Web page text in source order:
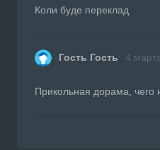
Коли буде переклад
Гость Гость 4
Прикольная дорама, чего